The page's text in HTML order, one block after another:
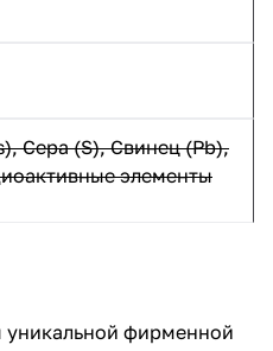
Сера (S), Свинец (Pb),
элементы
фирменной